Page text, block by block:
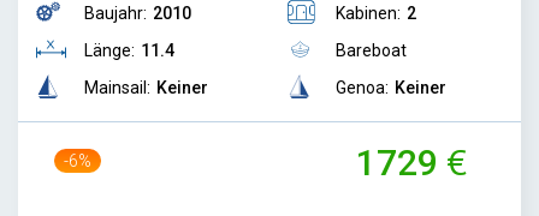
Baujahr: 2010
Länge: 11.4
Mainsail: Keiner
Kabinen: 2
Bareboat
Genoa: Keiner
-6% 1729